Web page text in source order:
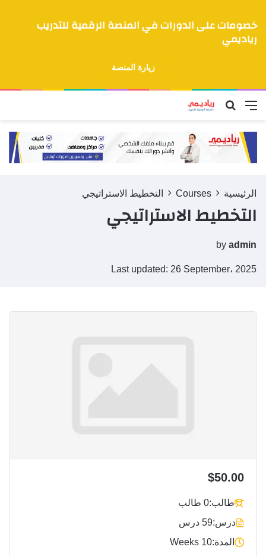
خصومات على الدورات في المنصة الرقمية للتدريب
رياديمي
زيارة المنصة
القائمة بحث عن
الرئيسية Courses التخطيط الاستراتيجي
التخطيط الاستراتيجي
by admin
Last updated: 26 September، 2025
$50.00
طالب:0 طالب
درس:59 درس
المدة:10 Weeks